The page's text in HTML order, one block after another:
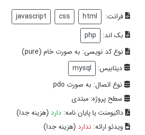
فرانت: html
css
javascript
بک اند:
php
نوع کد نویسی: به صورت خام (pure)
دیتابیس:
mysql
نوع اتصال: به صورت pdo
سطح پروژه: مبتدی
داکیومنت یا پایان نامه:دارد (هزینه جدا)
ویدئو ارائه: ندارد (هزینه جدا)